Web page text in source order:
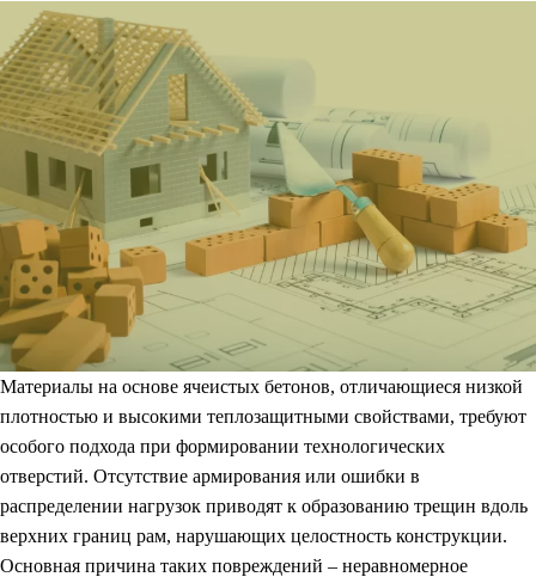
Материалы на основе ячеистых бетонов, отличающиеся низкой
плотностью и высокими теплозащитными свойствами, требуют
особого подхода при формировании технологических
отверстий. Отсутствие армирования или ошибки в
распределении нагрузок приводят к образованию трещин вдоль
верхних границ рам, нарушающих целостность конструкции.
Основная причина таких повреждений – неравномерное